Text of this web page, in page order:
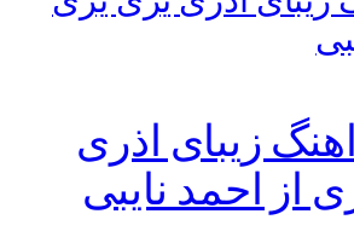
زیبای اذری
از احمد نایبی